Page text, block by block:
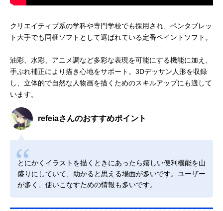
クリエイティブ系の学科や専門学校でも採用され、ペンタブレッ
ト大手でも同梱ソフトとして選ばれている定番ペイントソフト。
油彩、水彩、アニメ調など多彩な表現を可能にする機能に加え、
手ぶれ補正により描き心地をサポート。3Dデッサン人形を収録
し、立体的で自然な人物画を描くためのスキルアップにも適して
います。
refeiaさんのおすすめポイント
とにかくイラストを描くときにあったら嬉しい便利機能を山
盛りにしていて、助かると思える場面が多いです。ユーザー
が多く、使いこなすための情報も多いです。